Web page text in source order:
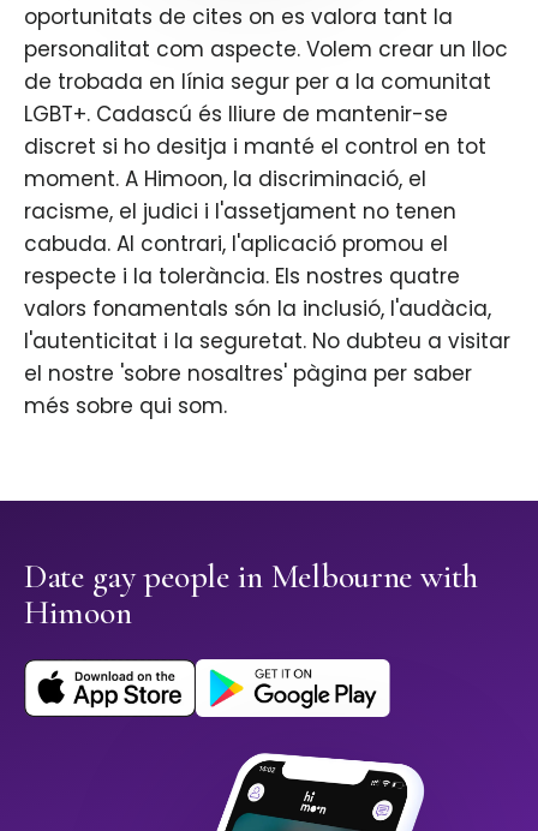
oportunitats de cites on es valora tant la
personalitat com aspecte. Volem crear un lloc
de trobada en línia segur per a la comunitat
LGBT+. Cadascú és lliure de mantenir-se
discret si ho desitja i manté el control en tot
moment. A Himoon, la discriminació, el
racisme, el judici i l'assetjament no tenen
cabuda. Al contrari, l'aplicació promou el
respecte i la tolerància. Els nostres quatre
valors fonamentals són la inclusió, l'audàcia,
l'autenticitat i la seguretat. No dubteu a visitar
el nostre 'sobre nosaltres' pàgina per saber
més sobre qui som.
Date gay people in Melbourne with
Himoon